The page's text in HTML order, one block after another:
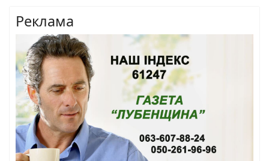
Реклама